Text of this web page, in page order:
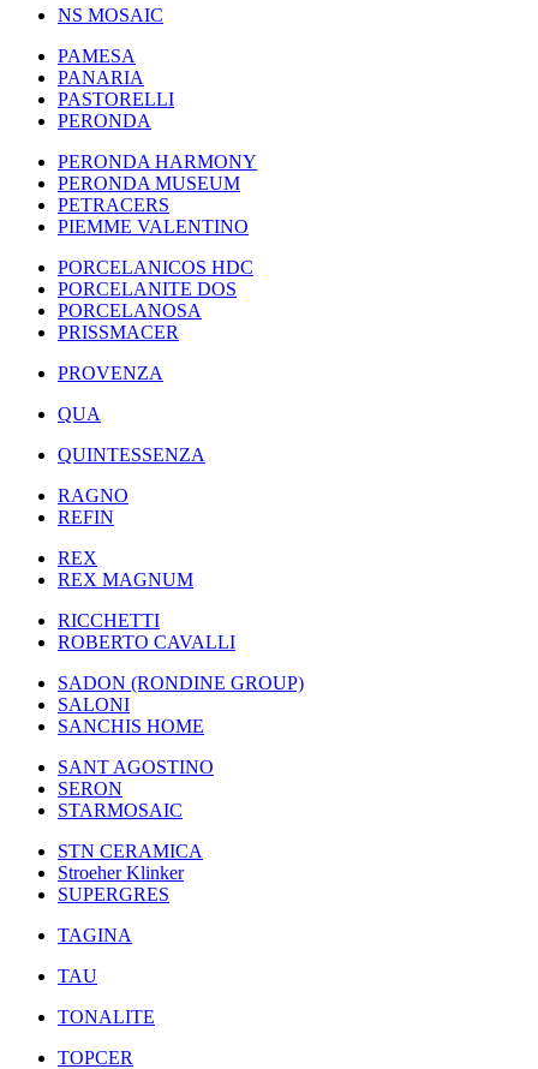
NS MOSAIC
PAMESA
PANARIA
PASTORELLI
PERONDA
PERONDA HARMONY
PERONDA MUSEUM
PETRACERS
PIEMME VALENTINO
PORCELANICOS HDC
PORCELANITE DOS
PORCELANOSA
PRISSMACER
PROVENZA
QUA
QUINTESSENZA
RAGNO
REFIN
REX
REX MAGNUM
RICCHETTI
ROBERTO CAVALLI
SADON (RONDINE GROUP)
SALONI
SANCHIS HOME
SANT AGOSTINO
SERON
STARMOSAIC
STN CERAMICA
Stroeher Klinker
SUPERGRES
TAGINA
TAU
TONALITE
TOPCER